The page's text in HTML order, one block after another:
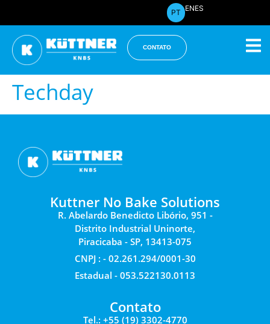
PT ENES
CONTATO
Techday
Kuttner No Bake Solutions
R. Abelardo Benedicto Libório, 951 -
Distrito Industrial Uninorte,
Piracicaba - SP, 13413-075
CNPJ : - 02.261.294/0001-30
Estadual - 053.522130.0113
Contato
Tel.: +55 (19) 3302-4770